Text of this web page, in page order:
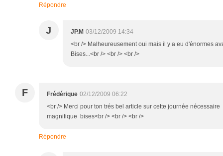
Répondre
J JP.M 03/12/2009 14:34
<br /> Malheureusement oui mais il y a eu d'énormes
Bises...<br /> <br /> <br />
F Frédérique 02/12/2009 06:22
<br /> Merci pour ton trés bel article sur cette journée nécessaire
magnifique bises<br /> <br /> <br />
Répondre